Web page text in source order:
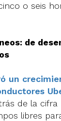
o seis
de
un
de la cifra
libres